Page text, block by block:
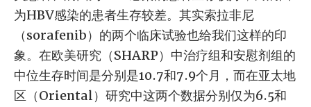
为HBV感染的患者生存较差。其实索拉非尼
（sorafenib）的两个临床试验也给我们这样的印
象。在欧美研究（SHARP）中治疗组和安慰剂组的
中位生存时间是分别是10.7和7.9个月，而在亚太地
区（Oriental）研究中这两个数据分别仅为6.5和